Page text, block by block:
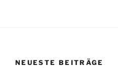
NEUESTE BEITRÄGE